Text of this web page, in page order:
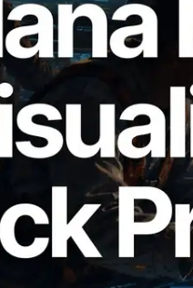
el Solana Block
del tiempo de
slot y del